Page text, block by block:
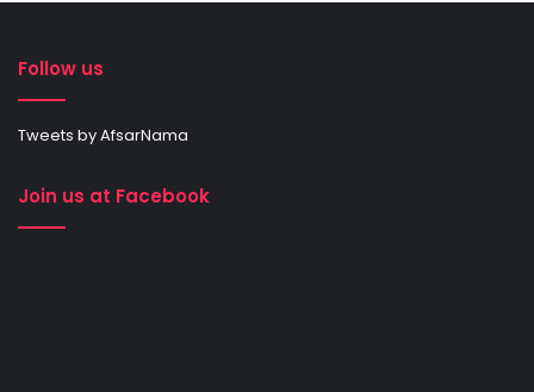
Follow us
Tweets by AfsarNama
Join us at Facebook